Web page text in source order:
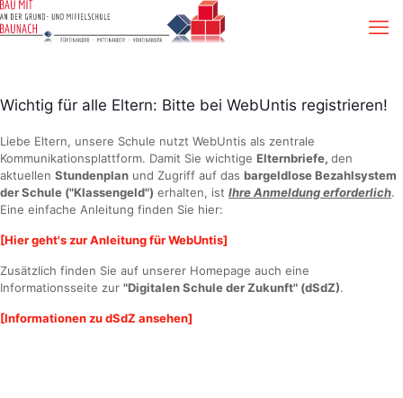
Wichtig für alle Eltern: Bitte bei WebUntis registrieren!
Liebe Eltern, unsere Schule nutzt WebUntis als zentrale
Kommunikationsplattform. Damit Sie wichtige Elternbriefe, den
aktuellen Stundenplan und Zugriff auf das bargeldlose Bezahlsystem
der Schule ("Klassengeld") erhalten, ist Ihre Anmeldung erforderlich.
Eine einfache Anleitung finden Sie hier:
[Hier geht's zur Anleitung für WebUntis]
Zusätzlich finden Sie auf unserer Homepage auch eine
Informationsseite zur "Digitalen Schule der Zukunft" (dSdZ).
[Informationen zu dSdZ ansehen]